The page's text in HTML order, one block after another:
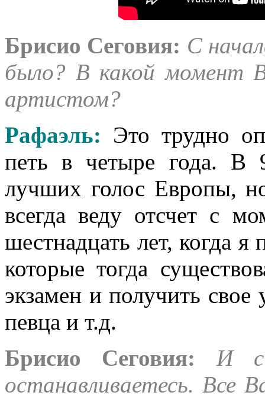
Брисио Сеговия: С
было? В какой момент
артистом?
Рафаэль: Это трудно
петь в четыре года. В
лучших голос Европы,
всегда веду отсчет с
шестнадцать лет, когда я
которые тогда
экзамен и получить свое
певца и т.д.
Брисио Сеговия: И с
останавливаетесь. Все